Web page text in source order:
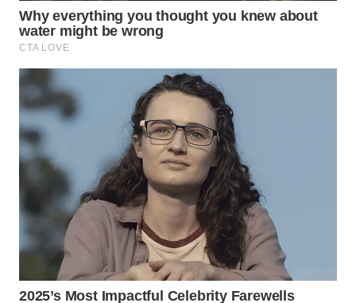
DEPOK
WN
TAPANULI
UTARA
WN
SAMOSIR
PADANG
LAWAS
WN
SUMEDANG